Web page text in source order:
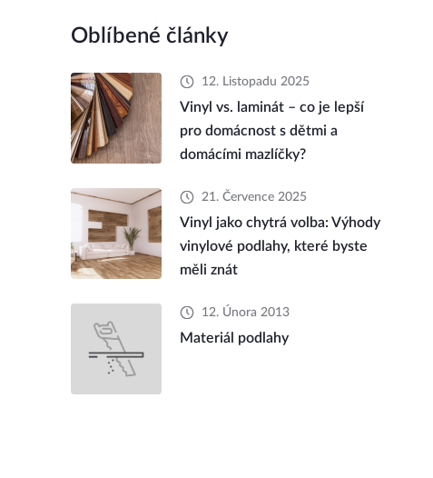
Oblíbené články
12. Listopadu 2025
Vinyl vs. laminát – co je lepší
pro domácnost s dětmi a
domácími mazlíčky?
21. Července 2025
Vinyl jako chytrá volba: Výhody
vinylové podlahy, které byste
měli znát
12. Února 2013
Materiál podlahy